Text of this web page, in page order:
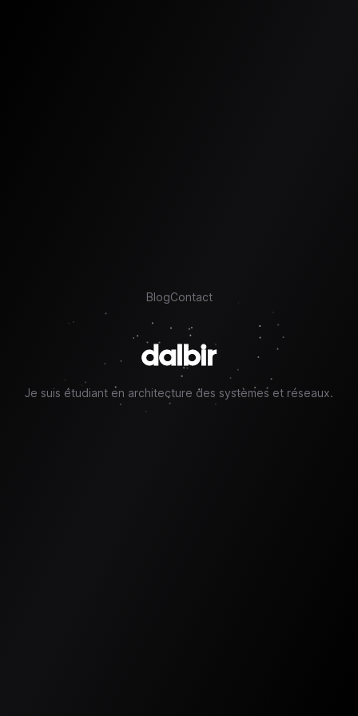
BlogContact
dalbir
Je suis étudiant en architecture des systèmes et réseaux.